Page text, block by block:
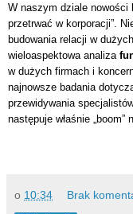
W naszym dziale nowości
przetrwać w korporacji”.
budowania relacji w
wieloaspektowa analiza
w dużych firmach i
najnowsze badania
przewidywania
następuje właśnie „boom”
o 10:34 Brak